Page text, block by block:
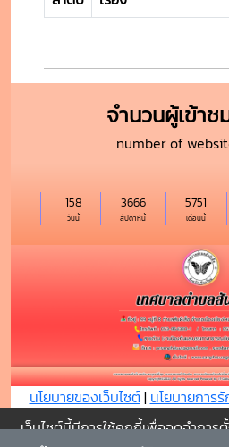
จำนวนผู้เข้าช
number of
วันนี้
158
สัปดาห์นี้
3666
เดือนนี้
5751
นโยบายของเว็บไซต์| นโยบายการ
นโยบายการคุ้มครองข้
เว็บไซต์นี้มีการใช้คุกกี้เพื่อจดจำกา